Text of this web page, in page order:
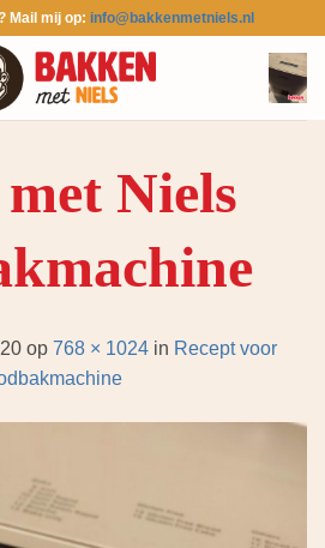
Mail mij op: info@bakkenmetniels.nl
Niels
op 768 × 1024 in Recept voor